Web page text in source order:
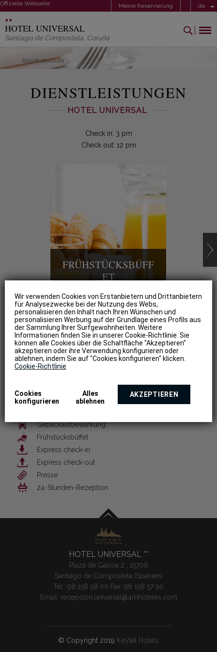
Wir verwenden Cookies von Erstanbietern und Drittanbietern
für Analysezwecke bei der Nutzung des Webs,
personalisieren den Inhalt nach Ihren Wünschen und
personalisieren Werbung auf der Grundlage eines Profils aus
der Sammlung Ihrer Surfgewohnheiten. Weitere
Informationen finden Sie in unserer Cookie-Richtlinie. Sie
können alle Cookies über die Schaltfläche "Akzeptieren"
akzeptieren oder ihre Verwendung konfigurieren oder
ablehnen, indem Sie auf "Cookies konfigurieren" klicken.
Cookie-Richtlinie
Cookies
konfigurieren
Alles
ablehnen
AKZEPTIEREN
Offizielle Webseite Meine Reservierung de
HOTEL UNIVERSAL
Santiago de Compostela Coruña
Angebotscode
DIENSTLEISTUNGEN
HOTEL UNIVERSAL
Check in: 3 pm
Check out: 12 pm
FRÜHSTÜCKSBÜFF
ET
HOTELDIENSTLEISTUNGEN
Wi-Fi Internetanschluss
Gepäckaufbewahrung
Frühstücksbüffet
Express check-in
Express check-out
Presse
24-Stunden-Rezeption
HOTEL UNIVERSAL
Plaza de Galicia 2 , 15706
Santiago de Compostela (Spanien)
Tel.: 98 158 58 00 Fax: 98 158 57 90
Email: recepcion.universal@4mhoteles.com
© Copyright 2019 Keytel Hotels